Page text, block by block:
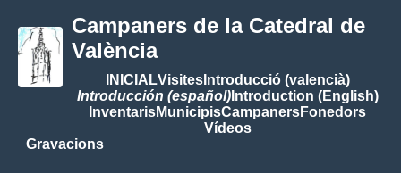
Campaners de la Catedral de
València
INICIALVisitesIntroducció (valencià)
Introducción (español)Introduction (English)
InventarisMunicipisCampanersFonedors
Vídeos
Gravacions